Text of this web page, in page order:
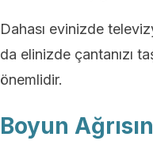
Dahası evinizde
da elinizde çantanızı
önemlidir.
Boyun